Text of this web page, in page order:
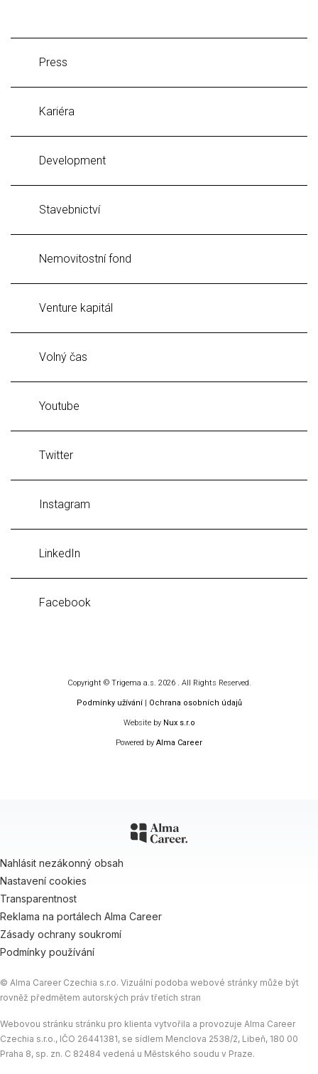
Press
Kariéra
Development
Stavebnictví
Nemovitostní fond
Venture kapitál
Volný čas
Youtube
Twitter
Instagram
LinkedIn
Facebook
Copyright © Trigema a.s. 2026 . All Rights Reserved.
Podmínky užívání| Ochrana osobních údajů
Website by Nux s.r.o
Powered by Alma Career
Nahlásit nezákonný obsah
Nastavení cookies
Transparentnost
Reklama na portálech Alma Career
Zásady ochrany soukromí
Podmínky používání
© Alma Career Czechia s.r.o. Vizuální podoba webové stránky může být
rovněž předmětem autorských práv třetích stran
Webovou stránku stránku pro klienta vytvořila a provozuje Alma Career
Czechia s.r.o., IČO 26441381, se sídlem Menclova 2538/2, Libeň, 180 00
Praha 8, sp. zn. C 82484 vedená u Městského soudu v Praze.